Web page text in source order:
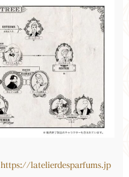
https://latelierdesparfums.jp